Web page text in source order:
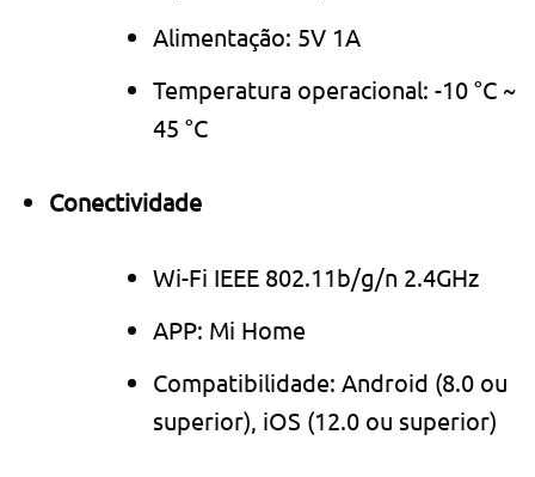
Alimentação: 5V 1A
Temperatura operacional: -10 °C ~
45 °C
Conectividade
Wi-Fi IEEE 802.11b/g/n 2.4GHz
APP: Mi Home
Compatibilidade: Android (8.0 ou
superior), iOS (12.0 ou superior)